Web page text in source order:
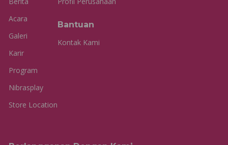
Acara
Galeri
Karir
Program
Nibrasplay
Store Location
Bantuan
Kontak Kami